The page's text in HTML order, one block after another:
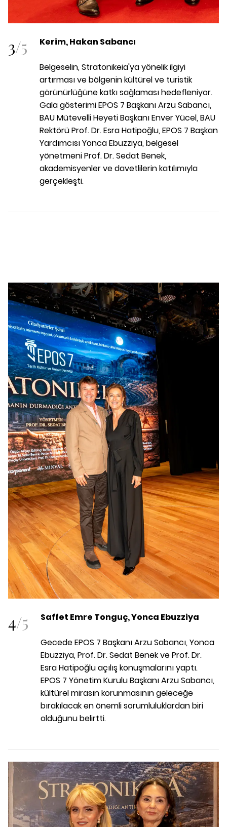
3/5 Kerim, Hakan Sabancı
Belgeselin, Stratonikeia'ya yönelik ilgiyi
artırması ve bölgenin kültürel ve turistik
görünürlüğüne katkı sağlaması hedefleniyor.
Gala gösterimi EPOS 7 Başkanı Arzu Sabancı,
BAU Mütevelli Heyeti Başkanı Enver Yücel, BAU
Rektörü Prof. Dr. Esra Hatipoğlu, EPOS 7 Başkan
Yardımcısı Yonca Ebuzziya, belgesel
yönetmeni Prof. Dr. Sedat Benek,
akademisyenler ve davetlilerin katılımıyla
gerçekleşti.
4/5 Saffet Emre Tonguç, Yonca Ebuzziya
Gecede EPOS 7 Başkanı Arzu Sabancı, Yonca
Ebuzziya, Prof. Dr. Sedat Benek ve Prof. Dr.
Esra Hatipoğlu açılış konuşmalarını yaptı.
EPOS 7 Yönetim Kurulu Başkanı Arzu Sabancı,
kültürel mirasın korunmasının geleceğe
bırakılacak en önemli sorumluluklardan biri
olduğunu belirtti.